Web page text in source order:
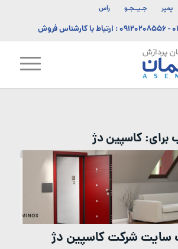
پمپر جـیــجـو راس
-۰۹۱۲۰۲۰۸۵۵۶: ارتباط با کارشناس فروش
برای:کاسپین دژ
سایت شرکت کاسپین دژ